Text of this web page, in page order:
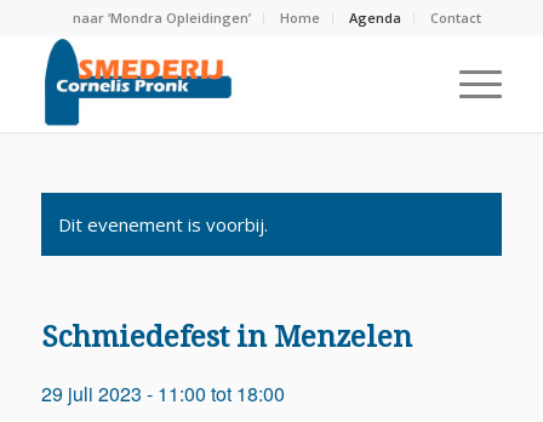
naar ‘Mondra Opleidingen’ Home Agenda Contact
Dit evenement is voorbij.
Schmiedefest in Menzelen
29 juli 2023 - 11:00 tot 18:00